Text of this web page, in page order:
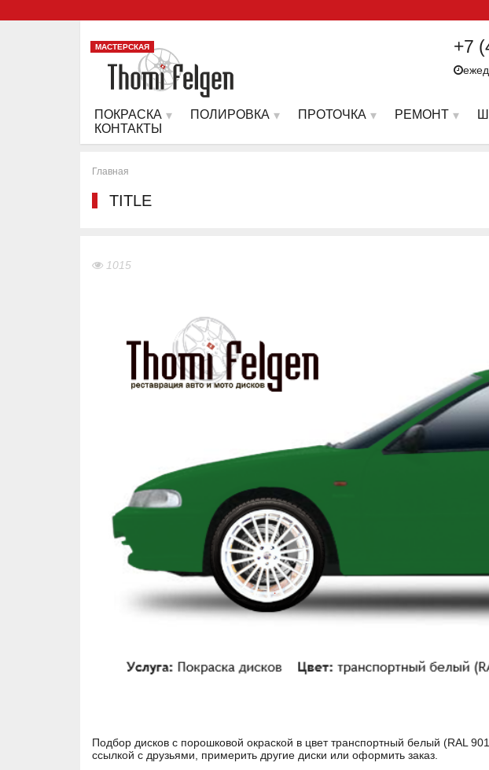
МАСТЕРСКАЯ +7
ПОКРАСКА ПОЛИРОВКА ПРОТОЧКА РЕМОНТ
КОНТАКТЫ
Главная
TITLE
1015
Подбор дисков с порошковой окраской в цвет транспортный белый (RAL
ссылкой с друзьями, примерить другие диски или оформить заказ.